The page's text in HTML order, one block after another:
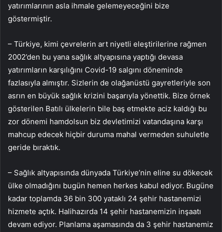
yatırımlarının asla ihmale gelemeyeceğini bize
göstermiştir.
– Türkiye, kimi çevrelerin art niyetli eleştirilerine rağmen
2002’den bu yana sağlık altyapısına yaptığı devasa
yatırımların karşılığını Covid-19 salgını döneminde
fazlasıyla almıştır. Sizlerin de olağanüstü gayretleriyle son
asrın en büyük sağlık krizini başarıyla yönettik. Bize örnek
gösterilen Batılı ülkelerin bile baş etmekte aciz kaldığı bu
zor dönemi hamdolsun biz devletimizi vatandaşına karşı
mahcup edecek hiçbir duruma mahal vermeden suhuletle
geride bıraktık.
– Sağlık altyapısında dünyada Türkiye’nin eline su dökecek
ülke olmadığını bugün hemen herkes kabul ediyor. Bugüne
kadar toplamda 36 bin 300 yataklı 24 şehir hastanemizi
hizmete açtık. Halihazırda 14 şehir hastanemizin inşaatı
devam ediyor. Planlama aşamasında da 3 şehir hastanemiz